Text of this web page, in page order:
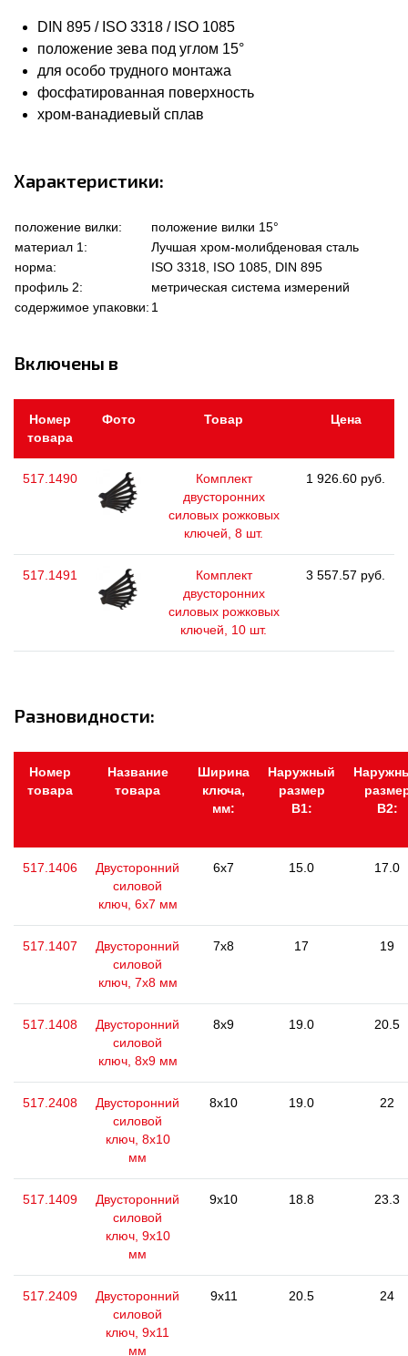
DIN 895 / ISO 3318 / ISO 1085
положение зева под углом 15°
для особо трудного монтажа
фосфатированная поверхность
хром-ванадиевый сплав
Характеристики:
положение вилки:
положение вилки 15°
материал 1:
Лучшая хром-молибденовая сталь
норма:
ISO 3318, ISO 1085, DIN 895
профиль 2:
метрическая система измерений
содержимое упаковки: 1
Включены в
Номер
товара
Фото Товар Цена
517.1490
Комплект
двусторонних
силовых рожковых
ключей, 8 шт.
1 926.60 руб.
517.1491
Комплект
двусторонних
силовых рожковых
ключей, 10 шт.
3 557.57 руб.
Разновидности:
Номер
товара
Название
товара
Ширина
ключа,
мм:
Наружный
размер
В1:
В2:
517.1406
Двусторонний
силовой
ключ, 6х7 мм
6x7 15.0 17.0
517.1407
Двусторонний
силовой
ключ, 7x8 мм
7x8 17 19
517.1408
Двусторонний
силовой
ключ, 8х9 мм
8x9 19.0 20.5
517.2408
Двусторонний
силовой
ключ, 8x10
мм
8x10 19.0 22
517.1409
Двусторонний
силовой
ключ, 9x10
мм
9x10 18.8 23.3
517.2409
Двусторонний
силовой
ключ, 9x11
мм
9x11 20.5 24